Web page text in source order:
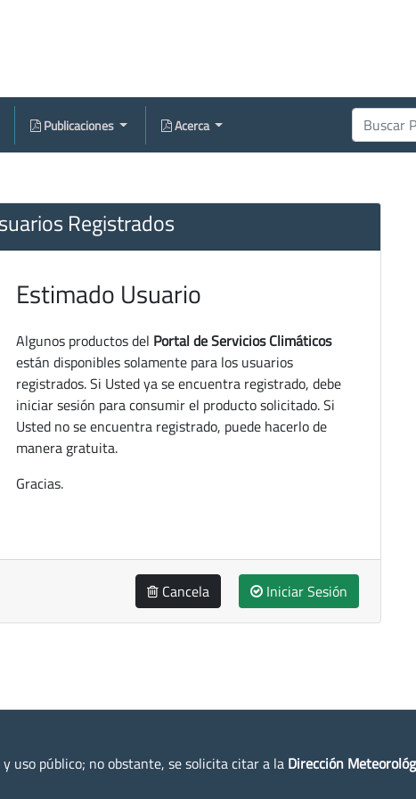
Publicaciones Acerca
Registrados
Estimado Usuario
Algunos productos del Portal de Servicios Climáticos
están disponibles solamente para los usuarios
registrados. Si Usted ya se encuentra registrado, debe
iniciar sesión para consumir el producto solicitado. Si
Usted no se encuentra registrado, puede hacerlo de
manera gratuita.
Gracias.
Cancela Iniciar Sesión
uso público; no obstante, se solicita citar a la Dirección